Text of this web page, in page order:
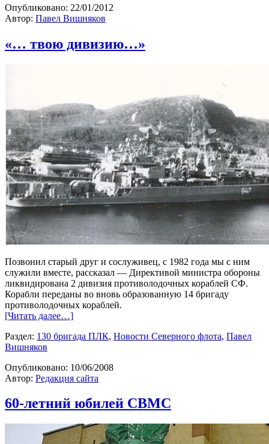
Опубликовано: 22/01/2012
Автор: Павел Вишняков
«… твою дивизию…»
Позвонил старый друг и сослуживец, с 1982 года мы с ним
служили вместе, рассказал — Директивой министра обороны
ликвидирована 2 дивизия противолодочных кораблей СФ.
Корабли переданы во вновь образованную 14 бригаду
противолодочных кораблей.
[Читать далее…]
Раздел: 130 бригада ПЛК, Новости Северного флота, Павел
Вишняков
Опубликовано: 10/06/2008
Автор: Редакция сайта
60-летний юбилей СВМС